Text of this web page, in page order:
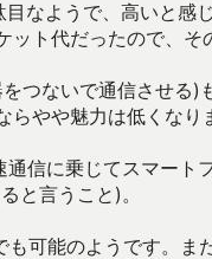
なようで、高いと感
ト代だったので、そ
つないで通信させる
やや魅力は低くなり
信に乗じてスマート
と言うこと)。
可能のようです。ま